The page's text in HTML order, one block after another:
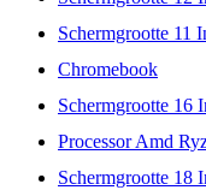
Schermgrootte 11
Chromebook
Schermgrootte 16
Processor Amd
Schermgrootte 18